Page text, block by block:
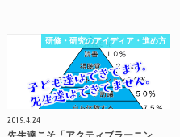
研修・研究のアイディア・進め方
2019.4.24